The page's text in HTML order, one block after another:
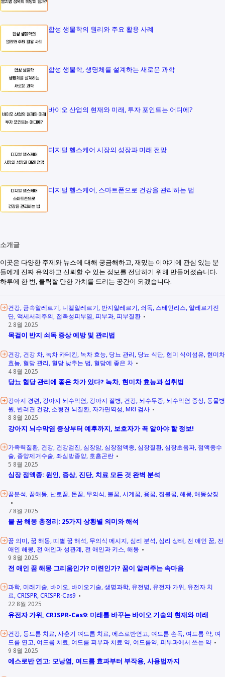
합성 생물학의 원리와 주요 활용 사례
합성 생물학, 생명체를 설계하는 새로운 과학
바이오 산업의 현재와 미래, 투자 포인트는 어디에?
디지털 헬스케어 시장의 성장과 미래 전망
디지털 헬스케어, 스마트폰으로 건강을 관리하는 법
소개글
이곳은 다양한 주제와 뉴스에 대해 궁금해하고, 재밌는 이야기에 관심 있는 분
들에게 진짜 유익하고 신뢰할 수 있는 정보를 전달하기 위해 만들어졌습니다.
하루에 한 번, 클릭할 만한 가치를 드리는 공간이 되겠습니다.
건강 금속알레르기 니켈알레르기 반지알레르기 쇠독 스테인리스 알레르기진
단 액세서리주의 접촉성피부염 피부과 피부질환
2 8월 2025
목걸이 반지 쇠독 증상 예방 및 관리법
건강 건강 차 녹차 카테킨 녹차 효능 당뇨 관리 당뇨 식단 현미 식이섬유 현미차
효능 혈당 관리 혈당 낮추는 법 혈당에 좋은 차
4 8월 2025
당뇨 혈당 관리에 좋은 차가 있다? 녹차, 현미차 효능과 섭취법
강아지 경련 강아지 뇌수막염 강아지 질병 건강 뇌수두증 뇌수막염 증상 동물병
원 반려견 건강 소형견 뇌질환 자가면역성 MRI 검사
8 8월 2025
강아지 뇌수막염 증상부터 예후까지, 보호자가 꼭 알아야 할 정보!
가족력질환 건강 건강검진 심장암 심장점액종 심장질환 심장초음파 점액종수
술 종양제거수술 좌심방종양 호흡곤란
5 8월 2025
심장 점액종: 원인, 증상, 진단, 치료 모든 것 완벽 분석
꿈분석 꿈해몽 난로꿈 돈꿈 무의식 불꿈 시계꿈 용꿈 집불꿈 해몽 해몽상징
7 8월 2025
불 꿈 해몽 총정리: 25가지 상황별 의미와 해석
꿈 의미 꿈 해몽 띠별 꿈 해석 무의식 메시지 심리 분석 심리 상태 전 애인 꿈 전
애인 해몽 전 애인과 성관계 전 애인과 키스 해몽
9 8월 2025
전 애인 꿈 해몽 그리움인가? 미련인가? 꿈이 알려주는 속마음
과학 미래기술 바이오 바이오기술 생명과학 유전병 유전자 가위 유전자 치
료 CRISPR CRISPR-Cas9
22 8월 2025
유전자 가위, CRISPR-Cas9: 미래를 바꾸는 바이오 기술의 현재와 미래
건강 등드름 치료 사춘기 여드름 치료 에스로반연고 여드름 손독 여드름 약 여
드름 연고 여드름 치료 여드름 피부과 치료 약 여드름약 피부과에서 쓰는 약
9 8월 2025
에스로반 연고: 모낭염, 여드름 효과부터 부작용, 사용법까지